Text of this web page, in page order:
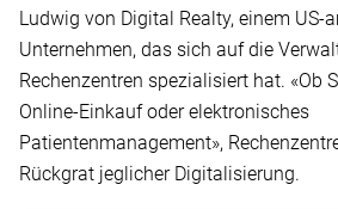
Ludwig von Digital Realty, einem US-
Unternehmen, das sich auf die
Rechenzentren spezialisiert hat. «Ob
Online-Einkauf oder elektronisches
Patientenmanagement»,
Rückgrat jeglicher Digitalisierung.